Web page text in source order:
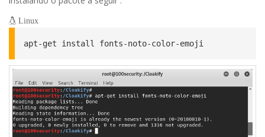
Linux
apt-get install fonts-noto-color-emoji